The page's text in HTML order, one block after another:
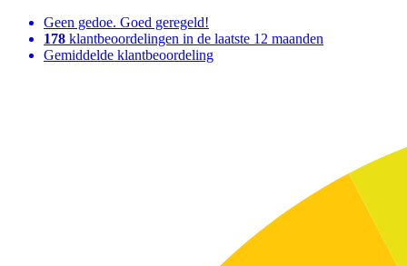
Geen gedoe. Goed geregeld!
178 klantbeoordelingen in de laatste 12 maanden
Gemiddelde klantbeoordeling